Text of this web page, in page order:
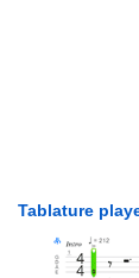
Tablature